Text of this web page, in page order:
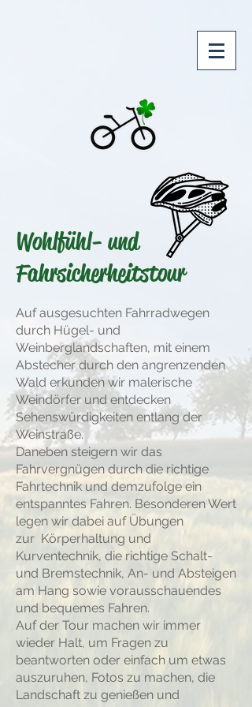
Wohlfühl- und
Fahrsicherheitstour
Auf ausgesuchten Fahrradwegen
durch Hügel- und
Weinberglandschaften, mit einem
Abstecher durch den angrenzenden
Wald erkunden wir malerische
Weindörfer und entdecken
Sehenswürdigkeiten entlang der
Weinstraße.
Daneben steigern wir das
Fahrvergnügen durch die richtige
Fahrtechnik und demzufolge ein
entspanntes Fahren. Besonderen Wert
legen wir dabei auf Übungen
zur Körperhaltung und
Kurventechnik, die richtige Schalt-
und Bremstechnik, An- und Absteigen
am Hang sowie vorausschauendes
und bequemes Fahren.
Auf der Tour machen wir immer
wieder Halt, um Fragen zu
beantworten oder einfach um etwas
auszuruhen, Fotos zu machen, die
Landschaft zu genießen und